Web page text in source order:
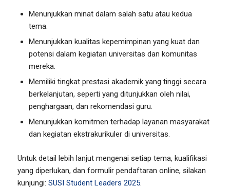
Menunjukkan minat dalam salah satu atau kedua
tema.
Menunjukkan kualitas kepemimpinan yang kuat dan
potensi dalam kegiatan universitas dan komunitas
mereka.
Memiliki tingkat prestasi akademik yang tinggi secara
berkelanjutan, seperti yang ditunjukkan oleh nilai,
penghargaan, dan rekomendasi guru.
Menunjukkan komitmen terhadap layanan masyarakat
dan kegiatan ekstrakurikuler di universitas.
Untuk detail lebih lanjut mengenai setiap tema, kualifikasi
yang diperlukan, dan formulir pendaftaran online, silakan
kunjungi: SUSI Student Leaders 2025.